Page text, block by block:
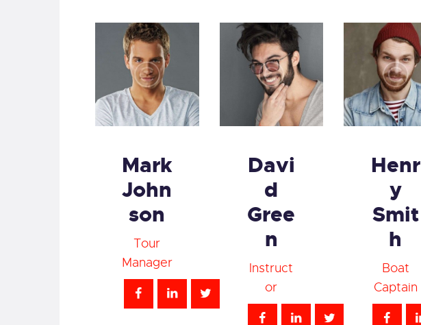
Mark
John
son
Tour
Manager
Davi
d
Gree
n
Instruct
or
Henr
y
Smit
h
Boat
Captain